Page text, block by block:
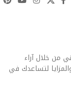
من خلال آراء
لتساعدك في